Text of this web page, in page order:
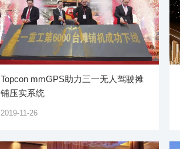
Topcon mmGPS助力三一无人驾驶摊
铺压实系统
2019-11-26